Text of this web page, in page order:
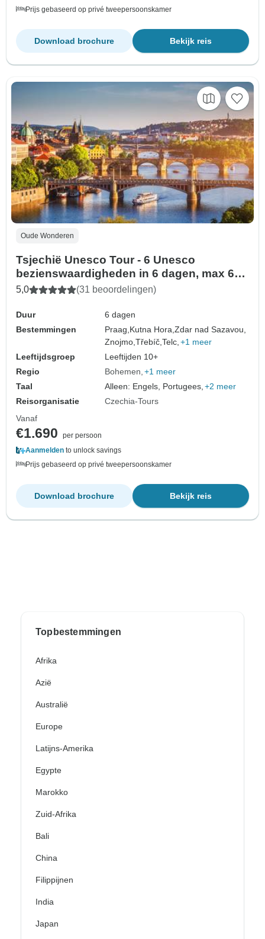
Prijs gebaseerd op privé tweepersoonskamer
Bekijk reis
Download brochure
Oude Wonderen
Tsjechië Unesco Tour - 6 Unesco
bezienswaardigheden in 6 dagen, max 6
personen per tour
5,0 (31 beoordelingen)
Duur
6 dagen
Bestemmingen
Praag, Kutna Hora,Zdar nad Sazavou,
Znojmo,Třebíč,Telc, +1 meer
Leeftijdsgroep
Leeftijden 10+
Regio
Bohemen +1 meer
Taal
Alleen: Engels, Portugees, +2 meer
Reisorganisatie
Czechia-Tours
Vanaf
€1.690
per persoon
Aanmelden to unlock savings
Prijs gebaseerd op privé tweepersoonskamer
Bekijk reis
Download brochure
Topbestemmingen
Afrika
Azië
Australië
Europe
Latijns-Amerika
Egypte
Marokko
Zuid-Afrika
Bali
China
Filippijnen
India
Japan